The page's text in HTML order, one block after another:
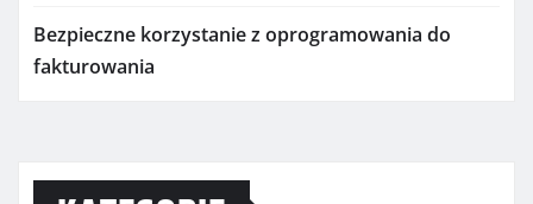
Bezpieczne korzystanie z oprogramowania do
fakturowania